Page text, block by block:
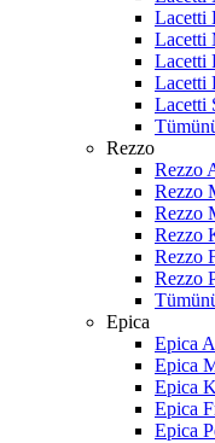
Lacetti
Lacetti
Lacetti
Lacetti
Lacetti
Rezzo
Rezzo
Rezzo
Rezzo
Rezzo
Rezzo
Rezzo
Epica
Epica
Epica
Epica
Epica
Epica